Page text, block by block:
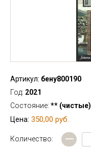
Артикул: бену800190
Год: 2021
Состояние: ** (чистые)
Цена: 350,00 руб.
Количество:
—